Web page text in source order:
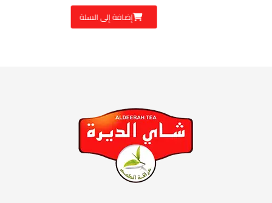
إضافة إلى السلة